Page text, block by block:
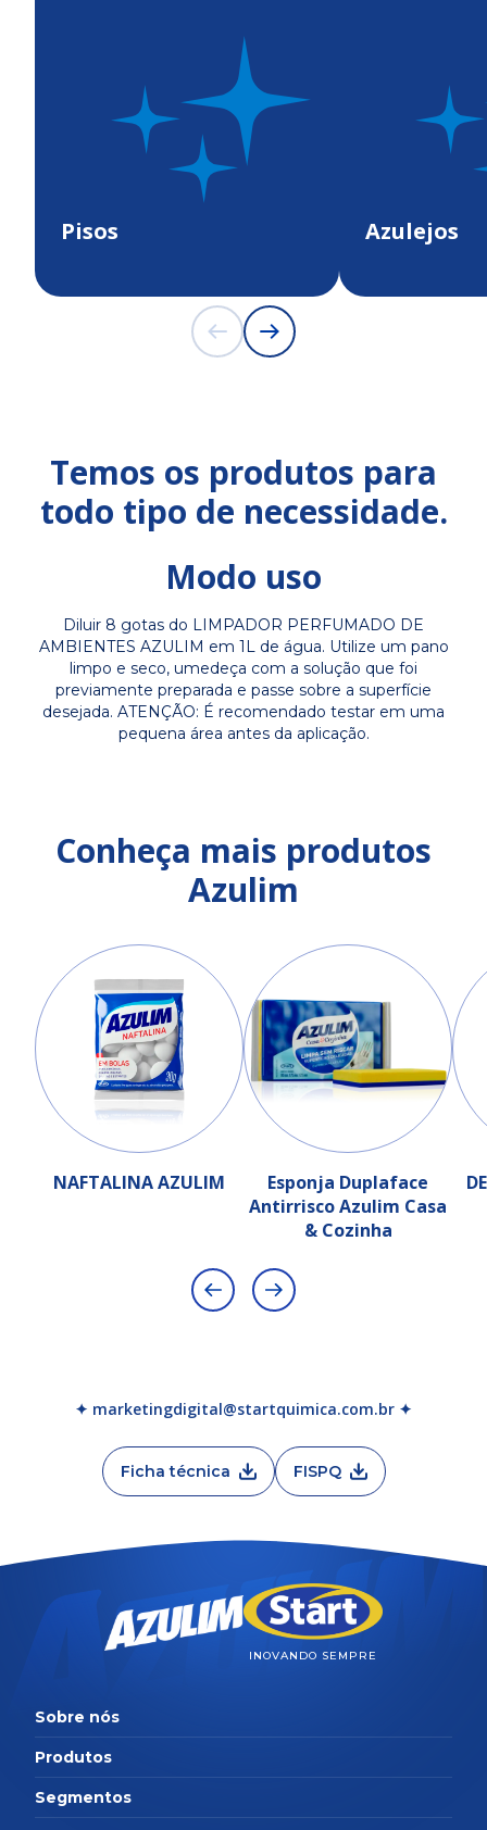
Pisos Azulejos
Temos os produtos para
todo tipo de necessidade.
Modo uso
Diluir 8 gotas do LIMPADOR PERFUMADO DE
AMBIENTES AZULIM em 1L de água. Utilize um pano
limpo e seco, umedeça com a solução que foi
previamente preparada e passe sobre a superfície
desejada. ATENÇÃO: É recomendado testar em uma
pequena área antes da aplicação.
Conheça mais produtos
Azulim
NAFTALINA AZULIM
Esponja Duplaface
Antirrisco Azulim Casa
& Cozinha
✦ marketingdigital@startquimica.com.br ✦
Ficha técnica FISPQ
INOVANDO SEMPRE
Sobre nós
Produtos
Segmentos